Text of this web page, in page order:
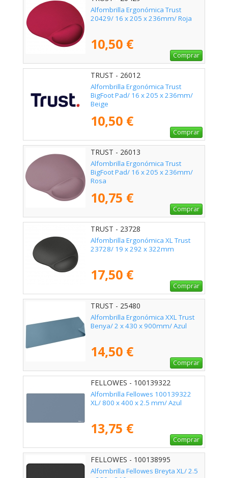
Alfombrilla Ergonómica Trust
20429/ 16 x 205 x 236mm/ Roja
10,50 €
Comprar
TRUST - 26012
Alfombrilla Ergonómica Trust
BigFoot Pad/ 16 x 205 x 236mm/
Beige
10,50 €
Comprar
TRUST - 26013
Alfombrilla Ergonómica Trust
BigFoot Pad/ 16 x 205 x 236mm/
Rosa
10,75 €
Comprar
TRUST - 23728
Alfombrilla Ergonómica XL Trust
23728/ 19 x 292 x 322mm
17,50 €
Comprar
TRUST - 25480
Alfombrilla Ergonómica XXL Trust
Benya/ 2 x 430 x 900mm/ Azul
14,50 €
Comprar
FELLOWES - 100139322
Alfombrilla Fellowes 100139322
XL/ 800 x 400 x 2.5 mm/ Azul
13,75 €
Comprar
FELLOWES - 100138995
Alfombrilla Fellowes Breyta XL/ 2.5